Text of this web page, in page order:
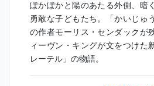
ぽかぽかと陽のあたる外側、暗
勇敢な子どもたち。「かいじゅ
の作者モーリス・センダックが
ィーヴン・キングが文をつけた
レーテル」の物語。